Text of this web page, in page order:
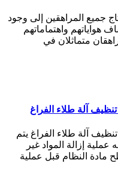
جميع المراهقين إلى وجود
هواياتهم واهتماماتهم
متماثلان في
آلة طلاء الفراغ
آلة طلاء الفراغ يتم
إزالة المواد غير
مادة النظام قبل عملية